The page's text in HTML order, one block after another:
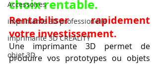
Accessoires
imprimante 3D professionelle
imprimante 3D CREALITY
objet 3D
choix rentable.
Rentabiliser rapidement
votre investissement.
Une imprimante 3D permet de
produire vos prototypes ou objets